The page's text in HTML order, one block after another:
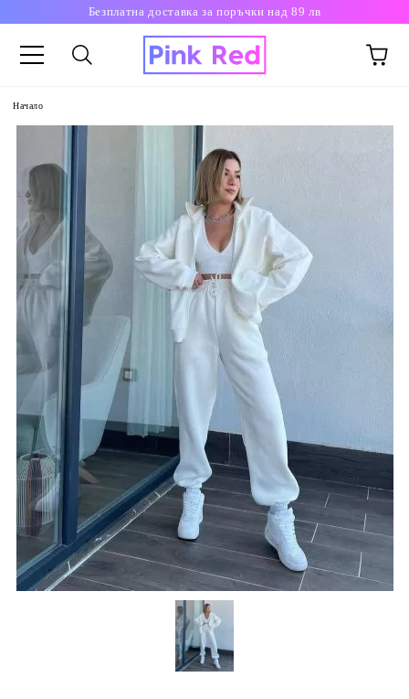
Безплатна доставка за поръчки над 89 лв
Начало